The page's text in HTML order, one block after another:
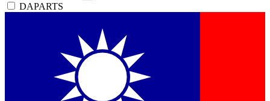
DAPARTS